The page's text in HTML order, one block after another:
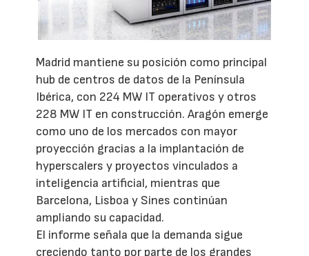
Madrid mantiene su posición como principal
hub de centros de datos de la Península
Ibérica, con 224 MW IT operativos y otros
228 MW IT en construcción. Aragón emerge
como uno de los mercados con mayor
proyección gracias a la implantación de
hyperscalers y proyectos vinculados a
inteligencia artificial, mientras que
Barcelona, Lisboa y Sines continúan
ampliando su capacidad.
El informe señala que la demanda sigue
creciendo tanto por parte de los grandes